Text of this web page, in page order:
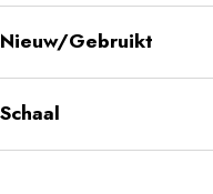
Nieuw/Gebruikt
Schaal